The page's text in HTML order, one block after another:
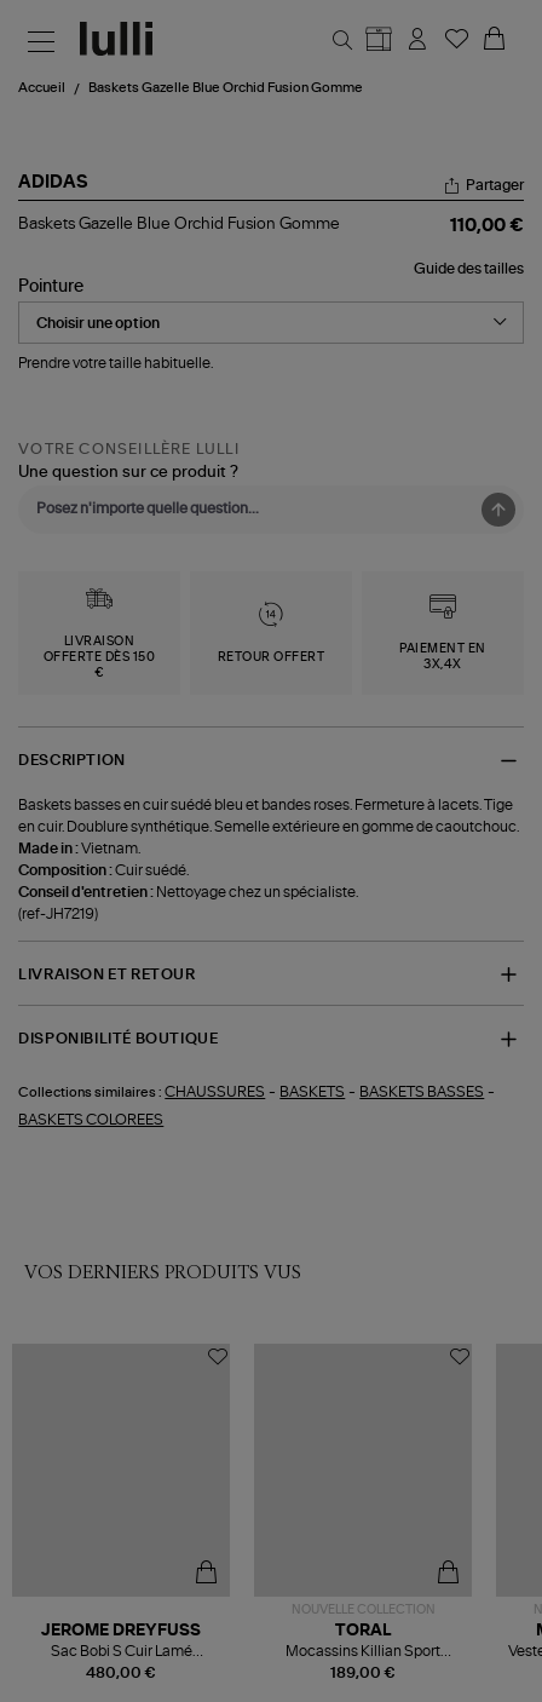
Accueil Baskets Gazelle Blue Orchid Fusion Gomme
ADIDAS
Baskets
Orchid
Fusion
Gomme
Partager
Baskets Gazelle Blue Orchid Fusion Gomme 110,00 €
Guide des tailles
Pointure
Prendre votre taille habituelle.
VOTRE CONSEILLÈRE LULLI
Une question sur ce produit ?
LIVRAISON
OFFERTE DÈS 150
€
RETOUR OFFERT
PAIEMENT EN
3X,4X
DESCRIPTION
Baskets basses en cuir suédé bleu et bandes roses. Fermeture à lacets. Tige
en cuir. Doublure synthétique. Semelle extérieure en gomme de caoutchouc.
Made in :Vietnam.
Composition :Cuir suédé.
Conseil d'entretien : Nettoyage chez un spécialiste.
(ref-JH7219)
LIVRAISON ET RETOUR
DISPONIBILITÉ BOUTIQUE
Collections similaires : CHAUSSURES - BASKETS - BASKETS BASSES -
BASKETS COLOREES
VOS DERNIERS PRODUITS VUS
480,00 €
JEROME DREYFUSS
Sac Bobi S Cuir Lamé
Champagne
NOUVELLE COLLECTION
189,00 €
TORAL
Mocassins Killian Sport
Mousse